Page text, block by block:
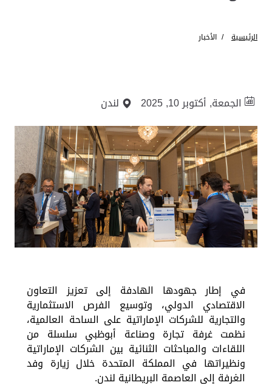
الرئيسية الأخبار
الجمعة, أكتوبر 10, 2025 لندن
في إطار جهودها الهادفة إلى تعزيز التعاون
الاقتصادي الدولي، وتوسيع الفرص الاستثمارية
والتجارية للشركات الإماراتية على الساحة العالمية،
نظمت غرفة تجارة وصناعة أبوظبي سلسلة من
اللقاءات والمباحثات الثنائية بين الشركات الإماراتية
ونظيراتها في المملكة المتحدة خلال زيارة وفد
الغرفة إلى العاصمة البريطانية لندن.